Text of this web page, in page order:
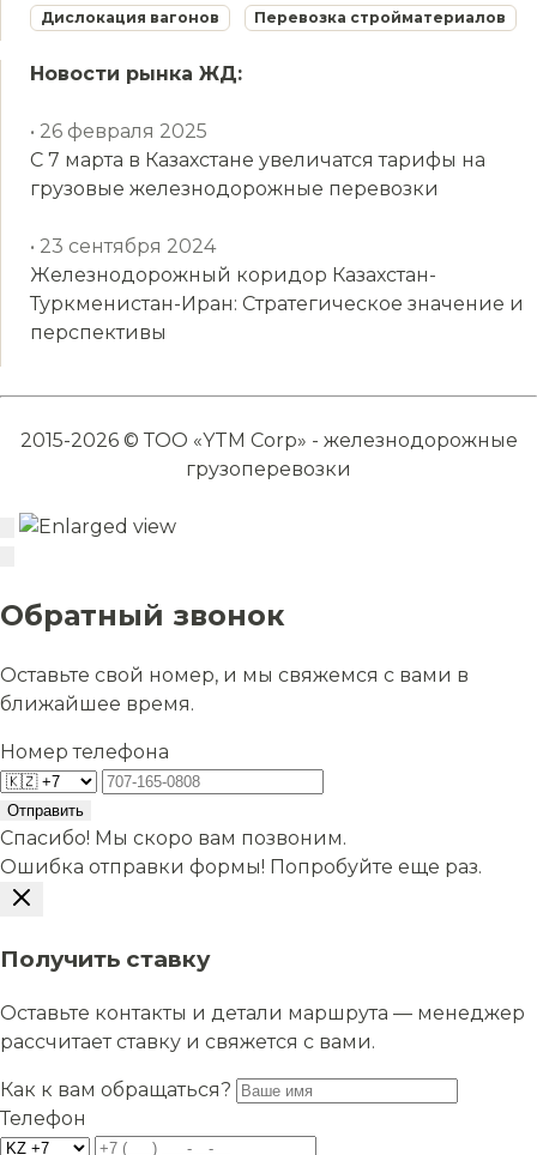
Дислокация вагонов Перевозка стройматериалов
Новости рынка ЖД:
• 26 февраля 2025
С 7 марта в Казахстане увеличатся тарифы на
грузовые железнодорожные перевозки
• 23 сентября 2024
Железнодорожный коридор Казахстан-
Туркменистан-Иран: Стратегическое значение и
перспективы
2015-2026 © ТОО «YTM Corp» - железнодорожные
грузоперевозки
Обратный звонок
Оставьте свой номер, и мы свяжемся с вами в
ближайшее время.
Номер телефона
Отправить
Спасибо! Мы скоро вам позвоним.
Ошибка отправки формы! Попробуйте еще раз.
Получить ставку
Оставьте контакты и детали маршрута — менеджер
рассчитает ставку и свяжется с вами.
Как к вам обращаться?
Телефон